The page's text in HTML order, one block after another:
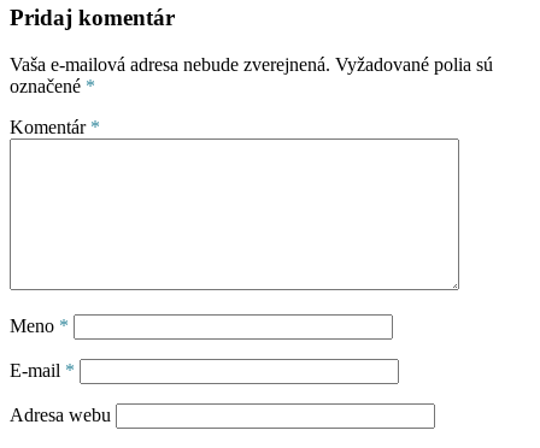
Pridaj komentár
Vaša e-mailová adresa nebude zverejnená. Vyžadované polia sú
označené *
Komentár *
Meno *
E-mail *
Adresa webu